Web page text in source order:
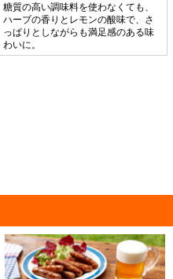
糖質の高い調味料を使わなくても、
ハーブの香りとレモンの酸味で、さ
っぱりとしながらも満足感のある味
わいに。